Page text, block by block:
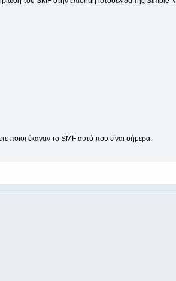
ποιοι έκαναν το SMF αυτό που είναι σήμερα.